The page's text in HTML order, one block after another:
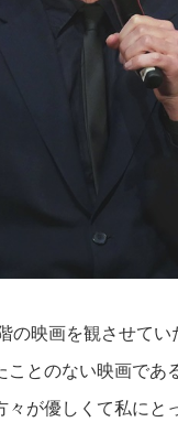
の映画を観させて
とのない映画であ
が優しくて私にと